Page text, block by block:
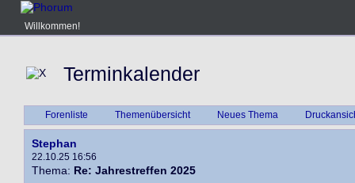
Willkommen!
Terminkalender
Forenliste Themenübersicht Neues Thema
Stephan
22.10.25 16:56
Thema: Re: Jahrestreffen 2025